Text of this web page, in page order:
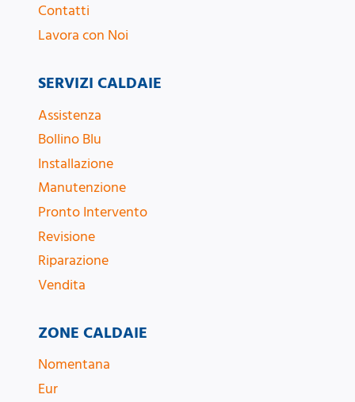
Contatti
Lavora con Noi
SERVIZI CALDAIE
Assistenza
Bollino Blu
Installazione
Manutenzione
Pronto Intervento
Revisione
Riparazione
Vendita
ZONE CALDAIE
Nomentana
Eur